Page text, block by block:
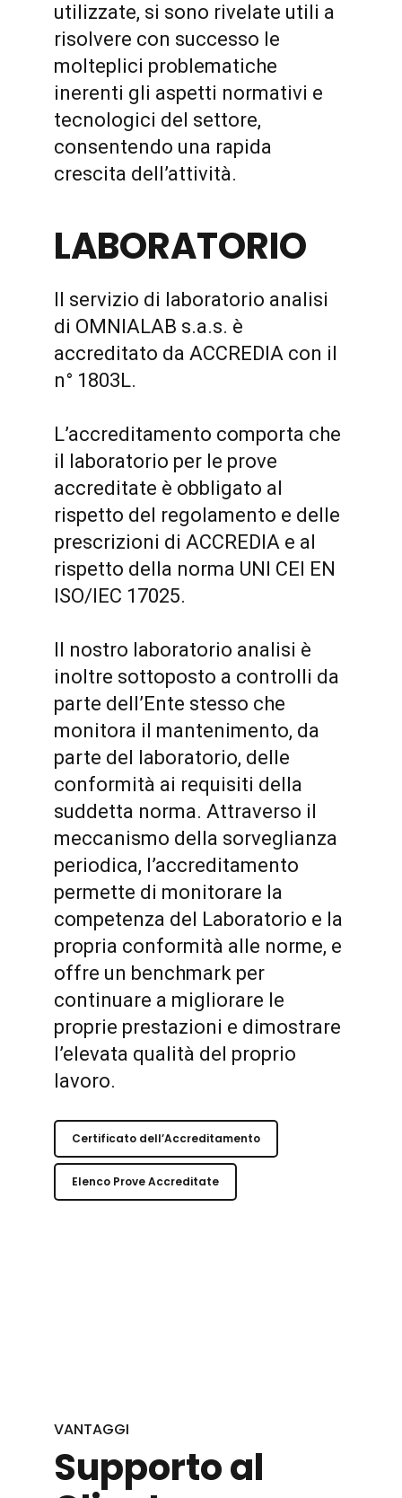
utilizzate, si sono rivelate utili a
risolvere con successo le
molteplici problematiche
inerenti gli aspetti normativi e
tecnologici del settore,
consentendo una rapida
crescita dell’attività.
LABORATORIO
Il servizio di laboratorio analisi
di OMNIALAB s.a.s. è
accreditato da ACCREDIA con il
n° 1803L.
L’accreditamento comporta che
il laboratorio per le prove
accreditate è obbligato al
rispetto del regolamento e delle
prescrizioni di ACCREDIA e al
rispetto della norma UNI CEI EN
ISO/IEC 17025.
Il nostro laboratorio analisi è
inoltre sottoposto a controlli da
parte dell’Ente stesso che
monitora il mantenimento, da
parte del laboratorio, delle
conformità ai requisiti della
suddetta norma. Attraverso il
meccanismo della sorveglianza
periodica, l’accreditamento
permette di monitorare la
competenza del Laboratorio e la
propria conformità alle norme, e
offre un benchmark per
continuare a migliorare le
proprie prestazioni e dimostrare
l’elevata qualità del proprio
lavoro.
Certificato dell’Accreditamento
Elenco Prove Accreditate
VANTAGGI
Supporto al